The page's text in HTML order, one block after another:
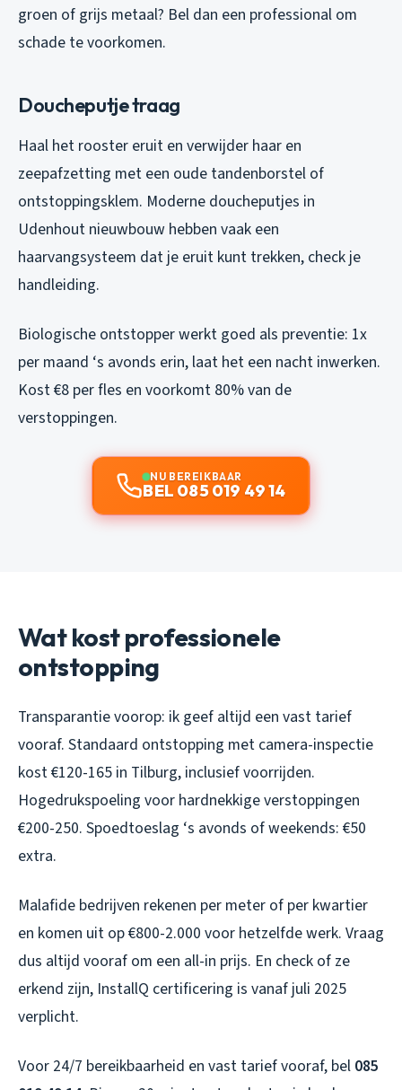
groen of grijs metaal? Bel dan een professional om
schade te voorkomen.
Doucheputje traag
Haal het rooster eruit en verwijder haar en
zeepafzetting met een oude tandenborstel of
ontstoppingsklem. Moderne doucheputjes in
Udenhout nieuwbouw hebben vaak een
haarvangsysteem dat je eruit kunt trekken, check je
handleiding.
Biologische ontstopper werkt goed als preventie: 1x
per maand ‘s avonds erin, laat het een nacht inwerken.
Kost €8 per fles en voorkomt 80% van de
verstoppingen.
NU BEREIKBAAR
BEL 085 019 49 14
Wat kost professionele
ontstopping
Transparantie voorop: ik geef altijd een vast tarief
vooraf. Standaard ontstopping met camera-inspectie
kost €120-165 in Tilburg, inclusief voorrijden.
Hogedrukspoeling voor hardnekkige verstoppingen
€200-250. Spoedtoeslag ‘s avonds of weekends: €50
extra.
Malafide bedrijven rekenen per meter of per kwartier
en komen uit op €800-2.000 voor hetzelfde werk. Vraag
dus altijd vooraf om een all-in prijs. En check of ze
erkend zijn, InstallQ certificering is vanaf juli 2025
verplicht.
Voor 24/7 bereikbaarheid en vast tarief vooraf, bel 085